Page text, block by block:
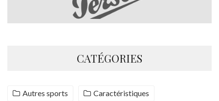
CATÉGORIES
Autres sports Caractéristiques